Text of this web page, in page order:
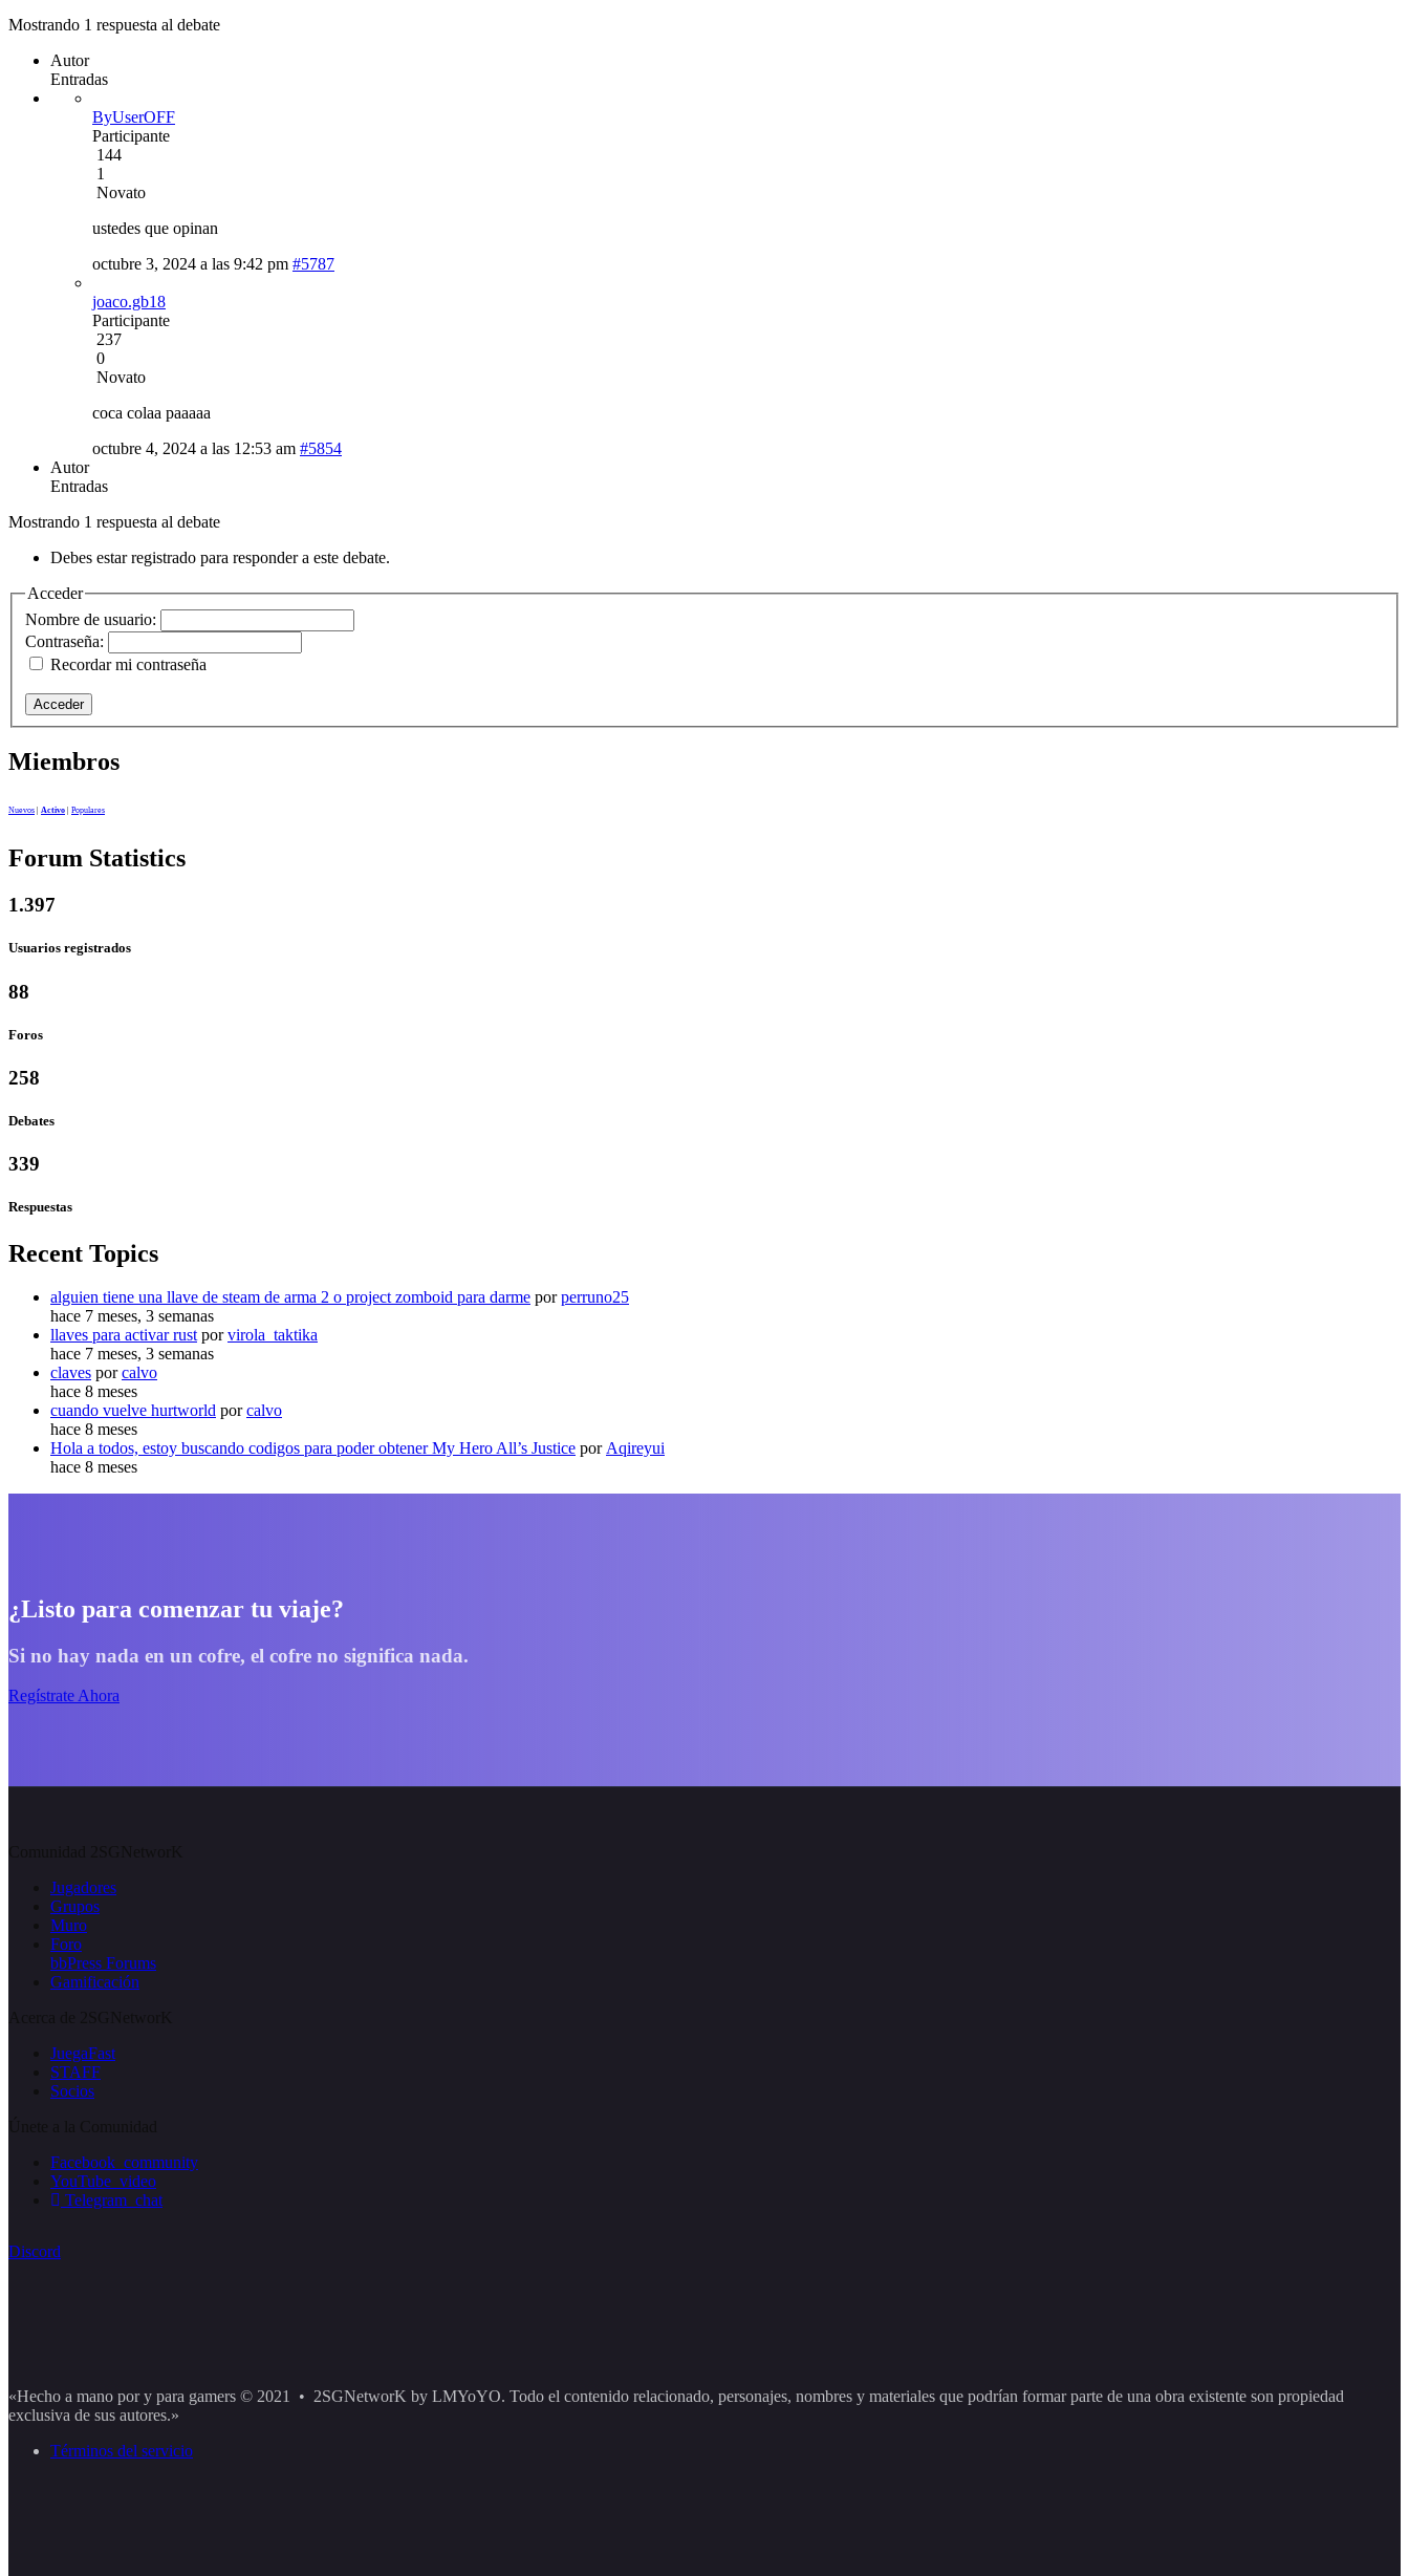
Mostrando 1 respuesta al debate
Autor
Entradas
ByUserOFF
Participante
144
1
Novato
ustedes que opinan
octubre 3, 2024 a las 9:42 pm #5787
joaco.gb18
Participante
237
0
Novato
coca colaa paaaaa
octubre 4, 2024 a las 12:53 am #5854
Autor
Entradas
Mostrando 1 respuesta al debate
Debes estar registrado para responder a este debate.
Acceder
Nombre de usuario:
Contraseña:
Recordar mi contraseña
Acceder
Miembros
Nuevos Activo Populares
Forum Statistics
1.397
Usuarios registrados
88
Foros
258
Debates
339
Respuestas
Recent Topics
alguien tiene una llave de steam de arma 2 o project zomboid para darme porperruno25
hace 7 meses, 3 semanas
llaves para activar rustporvirola_taktika
hace 7 meses, 3 semanas
claves porcalvo
hace 8 meses
cuando vuelve hurtworld porcalvo
hace 8 meses
Hola a todos, estoy buscando codigos para poder obtener My Hero All’s Justice porAqireyui
hace 8 meses
¿Listo para comenzar tu viaje?
Si no hay nada en un cofre, el cofre no significa nada.
Regístrate Ahora
Jugadores
Grupos
Muro
Foro
bbPress Forums
Gamificación
JuegaFast
STAFF
Socios
Facebook_community
YouTube_video
Telegram_chat
Discord
«Hecho a mano por y para gamers © 2021 • 2SGNetworK by LMYoYO. Todo el contenido relacionado, personajes, nombres y materiales que podrían formar parte de una obra existente son propiedad
exclusiva de sus autores.»
Términos del servicio